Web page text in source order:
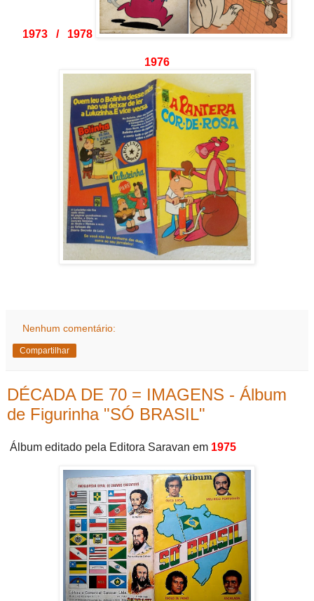
1973 / 1978
1976
Nenhum comentário:
Compartilhar
DÉCADA DE 70 = IMAGENS - Álbum
de Figurinha "SÓ BRASIL"
Álbum editado pela Editora Saravan em 1975